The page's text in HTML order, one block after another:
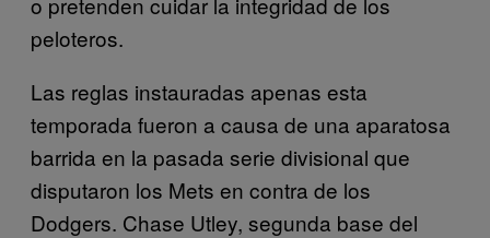
peloteros.
Las reglas instauradas apenas esta
temporada fueron a causa de una aparatosa
barrida en la pasada serie divisional que
disputaron los Mets en contra de los
Dodgers. Chase Utley, segunda base del